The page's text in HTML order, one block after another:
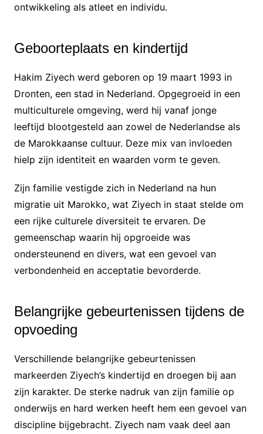
ontwikkeling als atleet en individu.
Geboorteplaats en kindertijd
Hakim Ziyech werd geboren op 19 maart 1993 in
Dronten, een stad in Nederland. Opgegroeid in een
multiculturele omgeving, werd hij vanaf jonge
leeftijd blootgesteld aan zowel de Nederlandse als
de Marokkaanse cultuur. Deze mix van invloeden
hielp zijn identiteit en waarden vorm te geven.
Zijn familie vestigde zich in Nederland na hun
migratie uit Marokko, wat Ziyech in staat stelde om
een rijke culturele diversiteit te ervaren. De
gemeenschap waarin hij opgroeide was
ondersteunend en divers, wat een gevoel van
verbondenheid en acceptatie bevorderde.
Belangrijke gebeurtenissen tijdens de
opvoeding
Verschillende belangrijke gebeurtenissen
markeerden Ziyech’s kindertijd en droegen bij aan
zijn karakter. De sterke nadruk van zijn familie op
onderwijs en hard werken heeft hem een gevoel van
discipline bijgebracht. Ziyech nam vaak deel aan